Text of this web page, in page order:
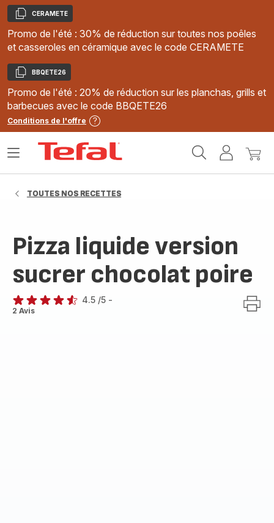
Copier
CERAMETE
Promo de l'été : 30% de réduction sur toutes nos poêles
et casseroles en céramique avec le code CERAMETE
Copier
BBQETE26
Promo de l'été : 20% de réduction sur les planchas, grills et
barbecues avec le code BBQETE26
Conditions de l'offre
MonMon
Ouvrir
TOUTES NOS RECETTES
Pizza liquide version
sucrer chocolat poire
ratings.4.5
4.5 /5 -
2 Avis